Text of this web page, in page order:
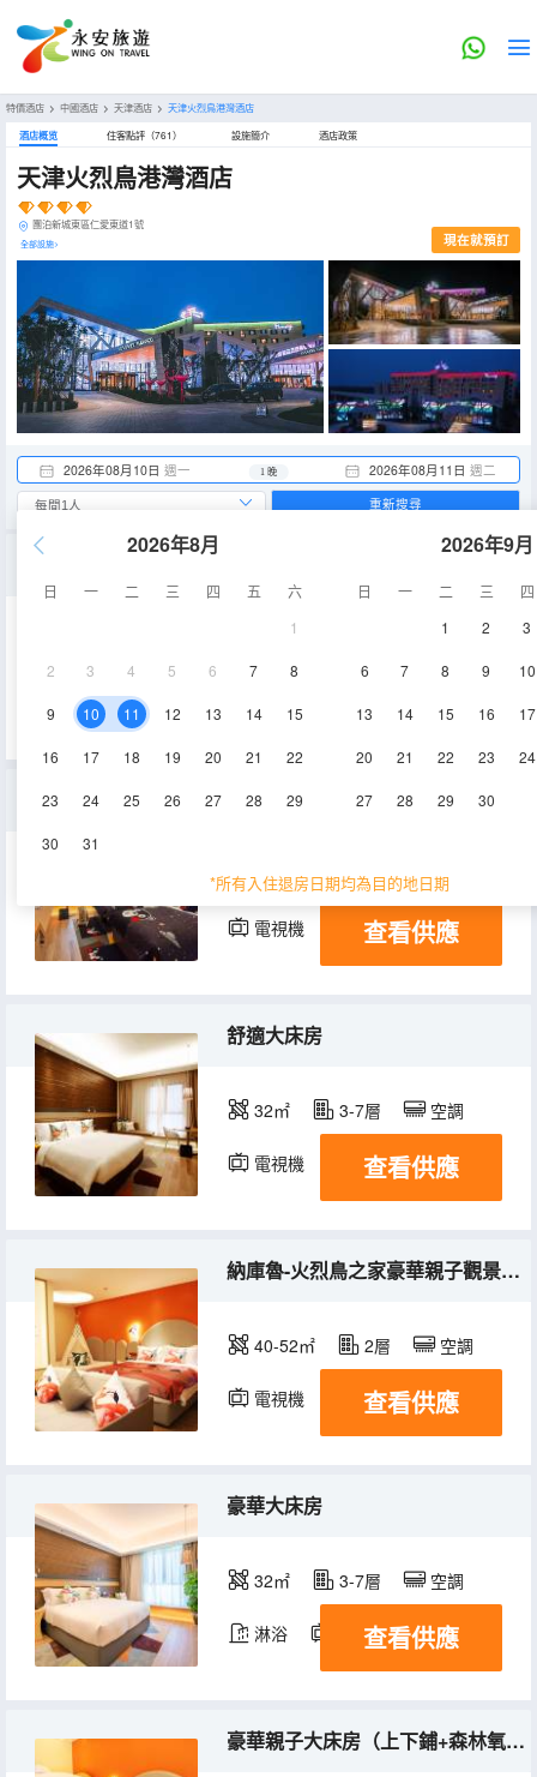
特價酒店 > 中國酒店 > 天津酒店 > 天津火烈鳥港灣酒店
酒店概览 住客點評（761） 設施簡介 酒店政策
天津火烈鳥港灣酒店
團泊新城東區仁愛東道1號
全部設施> 現在就預訂
2026年08月10日 週一 2026年08月11日 週二
1 晚
2026年8月
日 一 二 三 四 五
六
1
2 3 4 5 6 7 8
9 10 11 12 13 14 15
16 17 18 19 20 21 22
23 24 25 26 27 28 29
30 31
2026年9月
日 一 二 三
四
1
2 3
6 7 8 9 10
13 14 15 16 17
20 21 22 23 24
27 28 29 30
*所有入住退房日期均為目的地日期
重新搜尋
空調
親子主題雙床房
32㎡ 3層 空調
電視機 查看供應
舒適大床房
32㎡ 3-7層 空調
電視機 查看供應
納庫魯-火烈鳥之家豪華親子觀景套房（森林氧吧）
40-52㎡ 2層 空調
電視機 查看供應
豪華大床房
32㎡ 3-7層 空調
淋浴 電視機
查看供應
豪華親子大床房（上下鋪+森林氧吧）